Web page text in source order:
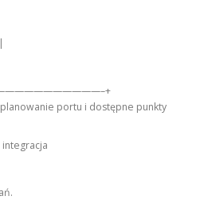
portu i dostępne punkty